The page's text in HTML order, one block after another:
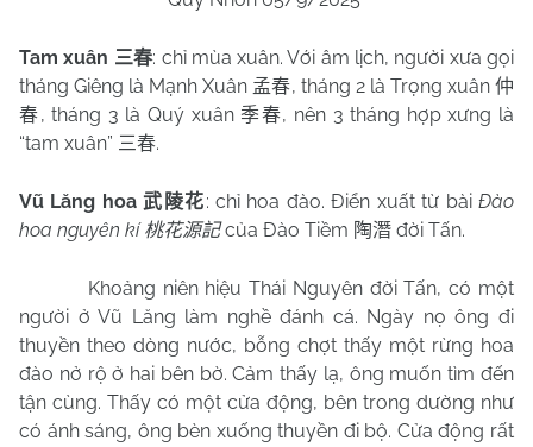
Tam xuân 三春: chỉ mùa xuân. Với âm lịch, người xưa gọi
tháng Giêng là Mạnh Xuân 孟春, tháng 2 là Trọng xuân仲
春, tháng 3 là Quý xuân 季春, nên 3 tháng hợp xưng là
“tam xuân” 三春.
Vũ Lăng hoa武陵花: chỉ hoa đào.Điển xuất từ bàiĐào
hoa nguyên kí桃花源記của Đào Tiềm 陶潛 đời Tấn.
Khoảng niên hiệu Thái Nguyên đời Tấn, có một
người ở Vũ Lăng làm nghề đánh cá. Ngày nọ ông đi
thuyền theo dòng nước, bỗng chợt thấy một rừng hoa
đào nở rộ ở hai bên bờ. Cảm thấy lạ, ông muốn tìm đến
tận cùng. Thấy có một cửa động, bên trong dường như
có ánh sáng, ông bèn xuống thuyền đi bộ. Cửa động rất